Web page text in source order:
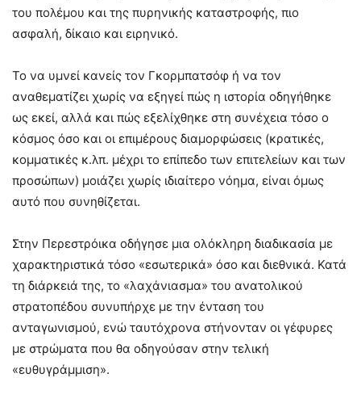
του πολέμου και της πυρηνικής καταστροφής, πιο
ασφαλή, δίκαιο και ειρηνικό.
Το να υμνεί κανείς τον Γκορμπατσόφ ή να τον
αναθεματίζει χωρίς να εξηγεί πώς η ιστορία οδηγήθηκε
ως εκεί, αλλά και πώς εξελίχθηκε στη συνέχεια τόσο ο
κόσμος όσο και οι επιμέρους διαμορφώσεις (κρατικές,
κομματικές κ.λπ. μέχρι το επίπεδο των επιτελείων και των
προσώπων) μοιάζει χωρίς ιδιαίτερο νόημα, είναι όμως
αυτό που συνηθίζεται.
Στην Περεστρόικα οδήγησε μια ολόκληρη διαδικασία με
χαρακτηριστικά τόσο «εσωτερικά» όσο και διεθνικά. Κατά
τη διάρκειά της, το «λαχάνιασμα» του ανατολικού
στρατοπέδου συνυπήρχε με την ένταση του
ανταγωνισμού, ενώ ταυτόχρονα στήνονταν οι γέφυρες
με στρώματα που θα οδηγούσαν στην τελική
«ευθυγράμμιση».